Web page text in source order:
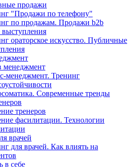
продажи
"Продажи по телефону"
по продажам. Продажи b2b
ораторское искусство. Публичные
менеджмент
менеджмент. Тренинг
Современные тренды
тренеров
фасилитации. Технологии
врачей
для врачей. Как влиять на
в себе